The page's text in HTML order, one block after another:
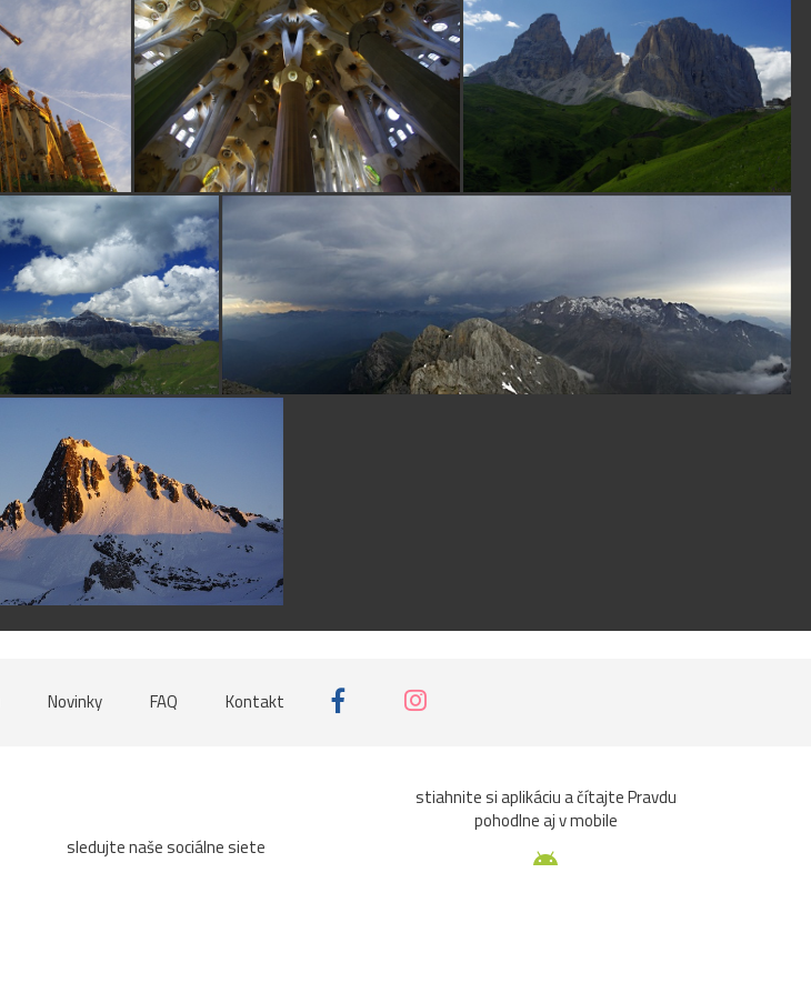
a aké sú cenové
relácie za ubytovne ....
či iné rady na cestu
...Za každú info som
vďačný... podľa toho
by som sa nabalil,
prípadne pripravil ...
moja adr. je:
ppapp@orava.sk ....
S SJpred 16 rokmi
pekne
Novinky FAQ Kontakt
sledujte naše sociálne siete
stiahnite si aplikáciu a čítajte Pravdu
pohodlne aj v mobile